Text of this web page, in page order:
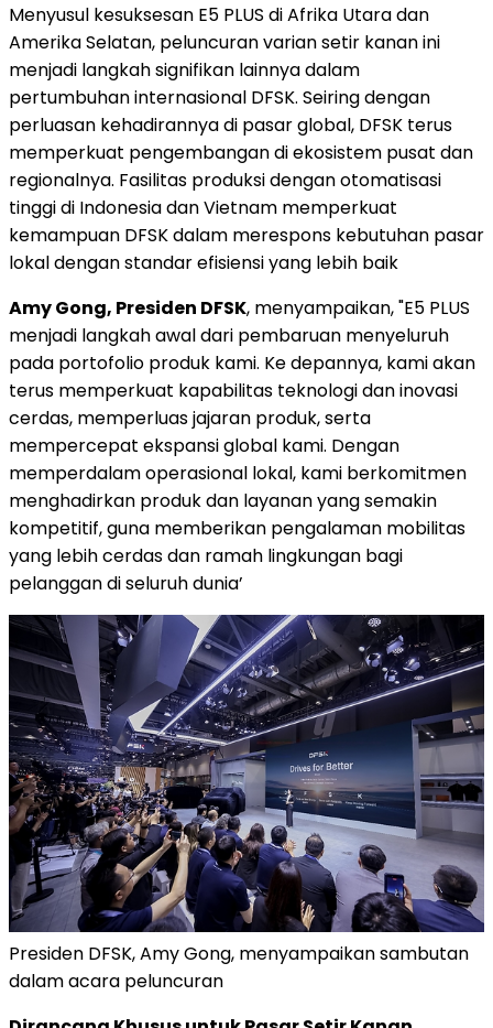
Menyusul kesuksesan E5 PLUS di Afrika Utara dan
Amerika Selatan, peluncuran varian setir kanan ini
menjadi langkah signifikan lainnya dalam
pertumbuhan internasional DFSK. Seiring dengan
perluasan kehadirannya di pasar global, DFSK terus
memperkuat pengembangan di ekosistem pusat dan
regionalnya. Fasilitas produksi dengan otomatisasi
tinggi di Indonesia dan Vietnam memperkuat
kemampuan DFSK dalam merespons kebutuhan pasar
lokal dengan standar efisiensi yang lebih baik
Amy Gong, Presiden DFSK, menyampaikan, "E5 PLUS
menjadi langkah awal dari pembaruan menyeluruh
pada portofolio produk kami. Ke depannya, kami akan
terus memperkuat kapabilitas teknologi dan inovasi
cerdas, memperluas jajaran produk, serta
mempercepat ekspansi global kami. Dengan
memperdalam operasional lokal, kami berkomitmen
menghadirkan produk dan layanan yang semakin
kompetitif, guna memberikan pengalaman mobilitas
yang lebih cerdas dan ramah lingkungan bagi
pelanggan di seluruh dunia’
Presiden DFSK, Amy Gong, menyampaikan sambutan
dalam acara peluncuran